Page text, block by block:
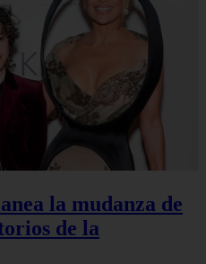
la mudanza de
de la